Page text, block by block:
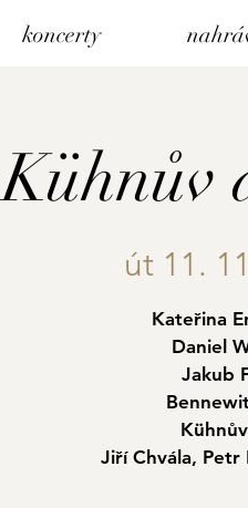
koncerty
Kühnův
út 11.
Kateřina
Daniel
Jakub
Jiří Chvála, Petr